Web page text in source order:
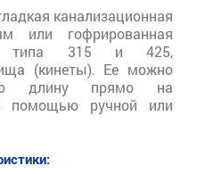
канализационная
или гофрированная
типа 315 и 425,
(кинеты). Ее можно
длину прямо на
помощью ручной или